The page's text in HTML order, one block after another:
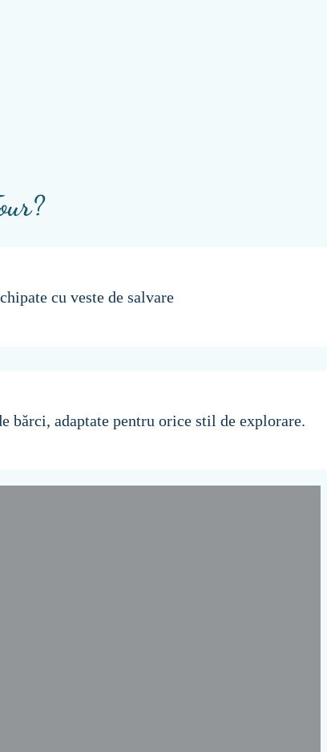
cu veste de salvare
bărci, adaptate pentru orice stil de explorare.